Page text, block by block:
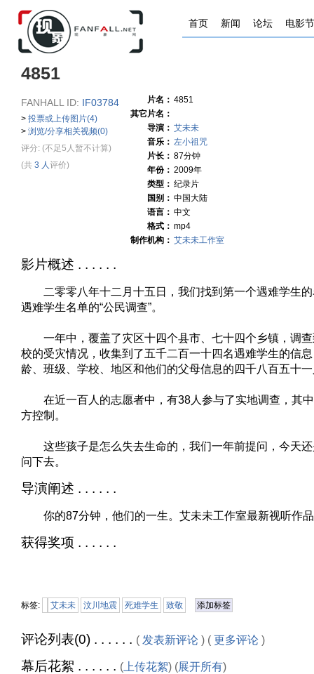
首页 新闻 论坛 电影节
4851
FANHALL ID: IF03784
> 投票或上传图片(4)
> 浏览/分享相关视频(0)
评分: (不足5人暂不计算)
(共 3 人评价)
片名： 4851
其它片名：
导演： 艾未未
音乐： 左小祖咒
片长： 87分钟
年份： 2009年
类型： 纪录片
国别： 中国大陆
语言： 中文
格式： mp4
制作机构： 艾未未工作室
影片概述 . . . . . .
二零零八年十二月十五日，我们找到第一个遇难学生的
遇难学生名单的“公民调查”。
一年中，覆盖了灾区十四个县市、七十四个乡镇，调查
校的受灾情况，收集到了五千二百一十四名遇难学生的信
龄、班级、学校、地区和他们的父母信息的四千八百五十
在近一百人的志愿者中，有38人参与了实地调查，其
方控制。
这些孩子是怎么失去生命的，我们一年前提问，今天还
问下去。
导演阐述 . . . . . .
你的87分钟，他们的一生。艾未未工作室最新视听作
获得奖项 . . . . . .
标签: 艾未未 汶川地震 死难学生 致敬 添加标签
评论列表(0) . . . . . . ( 发表新评论 ) ( 更多评论 )
幕后花絮 . . . . . . ( 上传花絮) (展开所有)